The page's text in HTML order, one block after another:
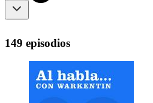
149 episodios